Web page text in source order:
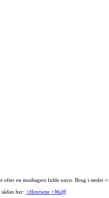
efter en modtagers fulde navn. Brug i stedet +:
her: +Henriette +Wulff.